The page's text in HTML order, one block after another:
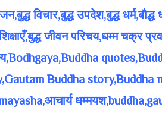
विचार,बुद्ध उपदेश,बुद्ध धर्म,बौद्ध
जीवन परिचय,धम्म चक्र
Buddha story,Buddha